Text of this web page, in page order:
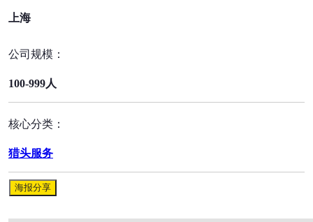
上海
公司规模：
100-999人
核心分类：
猎头服务
海报分享